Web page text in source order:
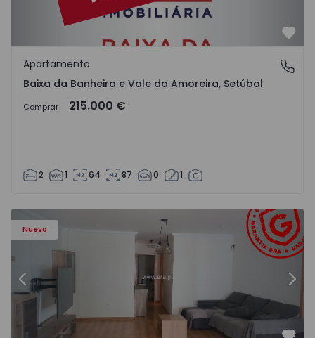
Baixa da Banheira e Vale da Amoreira, Setúbal
Apartamento
Baixa da Banheira e Vale da Amoreira, Setúbal
Comprar 215.000 €
2 1 64 87 0 1
Nuevo
- 15
Apartamento T2 com Terraza Moita, Alhos Vedros -
Anterior